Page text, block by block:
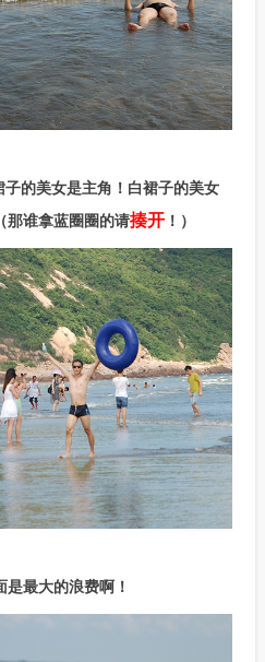
子的美女是主角！白裙子的美女
那谁拿蓝圈圈的请揍开 ！）
最大的浪费啊！